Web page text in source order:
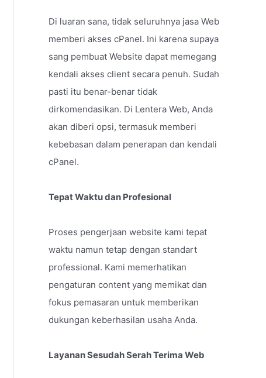
Di luaran sana, tidak seluruhnya jasa Web
memberi akses cPanel. Ini karena supaya
sang pembuat Website dapat memegang
kendali akses client secara penuh. Sudah
pasti itu benar-benar tidak
dirkomendasikan. Di Lentera Web, Anda
akan diberi opsi, termasuk memberi
kebebasan dalam penerapan dan kendali
cPanel.
Tepat Waktu dan Profesional
Proses pengerjaan website kami tepat
waktu namun tetap dengan standart
professional. Kami memerhatikan
pengaturan content yang memikat dan
fokus pemasaran untuk memberikan
dukungan keberhasilan usaha Anda.
Layanan Sesudah Serah Terima Web